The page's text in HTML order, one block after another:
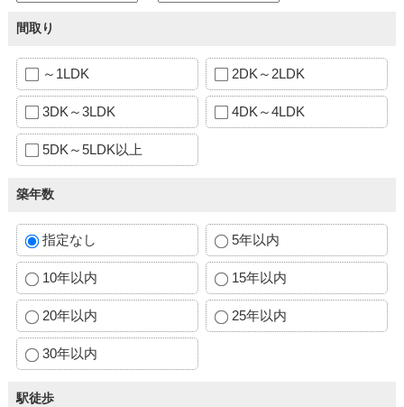
間取り
～1LDK 2DK～2LDK
3DK～3LDK 4DK～4LDK
5DK～5LDK以上
築年数
指定なし 5年以内
10年以内 15年以内
20年以内 25年以内
30年以内
駅徒歩